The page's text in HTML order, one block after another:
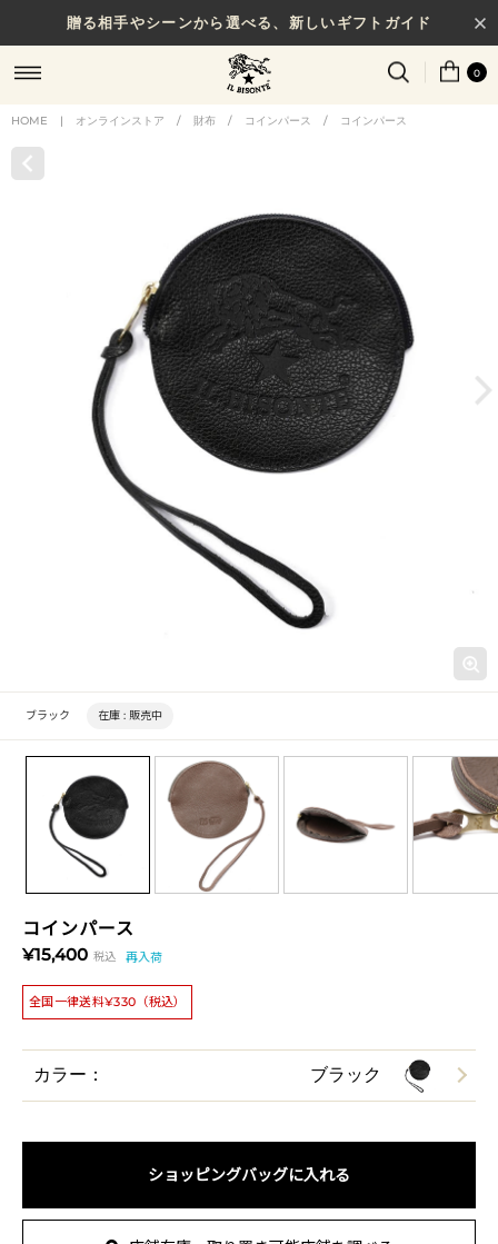
贈る相手やシーンから選べる、新しいギフトガイド
0
HOME | オンラインストア / 財布 / コインパース / コインパース
コインパース
¥15,400 税込 再入荷
全国一律送料¥330（税込）
ブラック 在庫 : 販売中
カラー： ブラック
ショッピングバッグに入れる